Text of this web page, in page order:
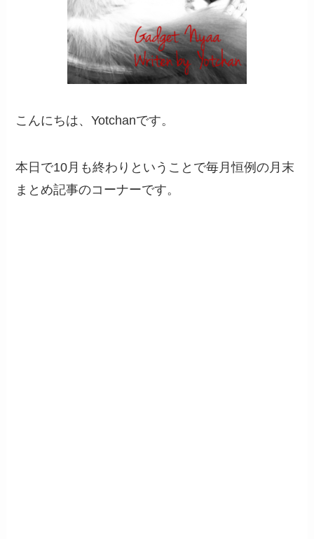
こんにちは、Yotchanです。
本日で10月も終わりということで毎月恒例の月末
まとめ記事のコーナーです。